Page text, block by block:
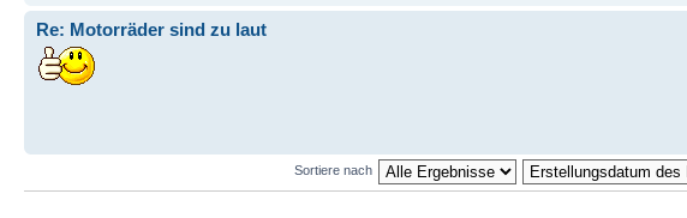
Re: Motorräder sind zu laut
Sortiere nach